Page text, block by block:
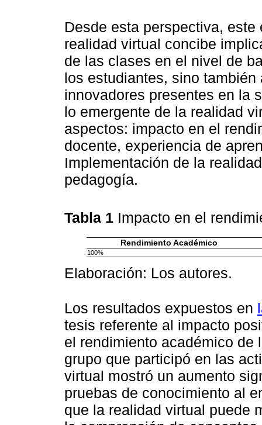
Desde esta perspectiva,
realidad virtual concibe
de las clases en el nivel de
los estudiantes, sino
innovadores presentes en la
lo emergente de la realidad
aspectos: impacto en el
docente, experiencia de
Implementación de la
pedagogía.
Tabla 1 Impacto en el
Rendimiento Académico
100%
Elaboración: Los autores.
Los resultados expuestos en
tesis referente al impacto
el rendimiento académico de
grupo que participó en las
virtual mostró un aumento
pruebas de conocimiento al
que la realidad virtual puede